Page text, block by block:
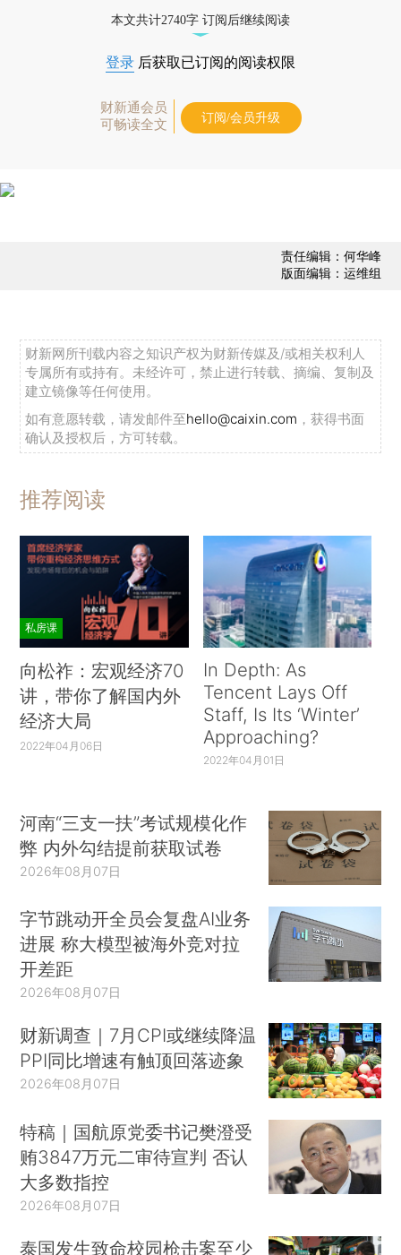
本文共计2740字 订阅后继续阅读
登录 后获取已订阅的阅读权限
财新通会员
可畅读全文
订阅/会员升级
责任编辑：何华峰
版面编辑：运维组
财新网所刊载内容之知识产权为财新传媒及/或相关权利人
专属所有或持有。未经许可，禁止进行转载、摘编、复制及
建立镜像等任何使用。
如有意愿转载，请发邮件至hello@caixin.com ，获得书面
确认及授权后，方可转载。
推荐阅读
私房课
向松祚：宏观经济70
讲，带你了解国内外
经济大局
2022年04月06日
In Depth: As
Tencent Lays Off
Staff, Is Its ‘Winter’
Approaching?
2022年04月01日
河南“三支一扶”考试规模化作
弊 内外勾结提前获取试卷
2026年08月07日
字节跳动开全员会复盘AI业务
进展 称大模型被海外竞对拉
开差距
2026年08月07日
财新调查｜7月CPI或继续降温
PPI同比增速有触顶回落迹象
2026年08月07日
特稿｜国航原党委书记樊澄受
贿3847万元二审待宣判 否认
大多数指控
2026年08月07日
泰国发生致命校园枪击案至少